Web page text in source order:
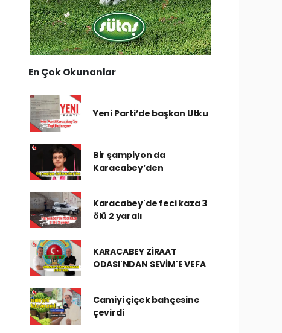
En Çok Okunanlar
Yeni Parti’de başkan Utku
Bir şampiyon da
Karacabey’den
Karacabey'de feci kaza 3
ölü 2 yaralı
KARACABEY ZİRAAT
ODASI'NDAN SEVİM'E VEFA
Camiyi çiçek bahçesine
çevirdi